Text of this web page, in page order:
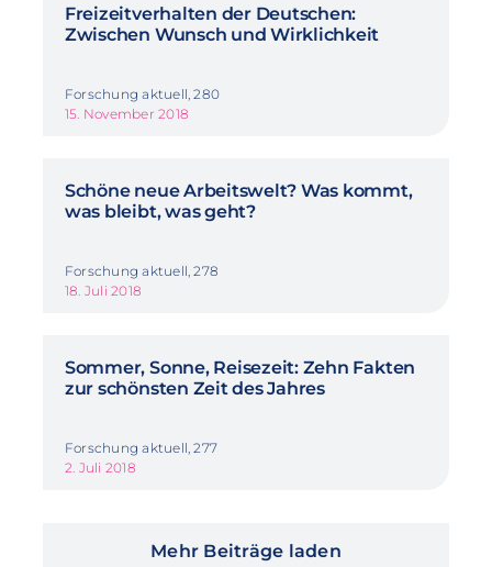
Freizeitverhalten der Deutschen:
Zwischen Wunsch und Wirklichkeit
Forschung aktuell, 280
15. November 2018
Schöne neue Arbeitswelt? Was kommt,
was bleibt, was geht?
Forschung aktuell, 278
18. Juli 2018
Sommer, Sonne, Reisezeit: Zehn Fakten
zur schönsten Zeit des Jahres
Forschung aktuell, 277
2. Juli 2018
Mehr Beiträge laden